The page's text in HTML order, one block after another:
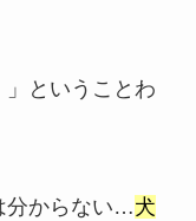
」ということわ
分からない…犬